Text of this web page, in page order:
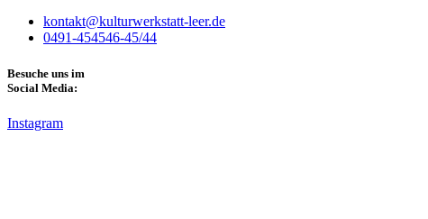
kontakt@kulturwerkstatt-leer.de
0491-454546-45/44
Besuche uns im
Social Media:
Instagram